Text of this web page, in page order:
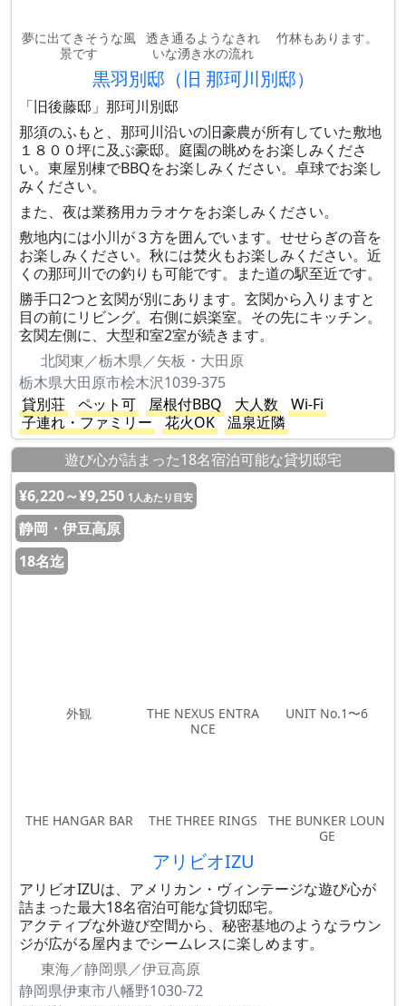
夢に出てきそうな風
景です
透き通るようなきれ
いな湧き水の流れ
竹林もあります。
黒羽別邸（旧 那珂川別邸）
「旧後藤邸」那珂川別邸
那須のふもと、那珂川沿いの旧豪農が所有していた敷地
１８００坪に及ぶ豪邸。庭園の眺めをお楽しみくださ
い。東屋別棟でBBQをお楽しみください。卓球でお楽し
みください。
また、夜は業務用カラオケをお楽しみください。
敷地内には小川が３方を囲んでいます。せせらぎの音を
お楽しみください。秋には焚火もお楽しみください。近
くの那珂川での釣りも可能です。また道の駅至近です。
勝手口2つと玄関が別にあります。玄関から入りますと
目の前にリビング。右側に娯楽室。その先にキッチン。
玄関左側に、大型和室2室が続きます。
北関東／栃木県／矢板・大田原
栃木県大田原市桧木沢1039-375
貸別荘
ペット可 屋根付BBQ 大人数
Wi-Fi
子連れ・ファミリー
花火OK
温泉近隣
遊び心が詰まった18名宿泊可能な貸切邸宅
¥6,220～¥9,250 1人あたり目安
静岡・伊豆高原
18名迄
外観
THE NEXUS ENTRA
NCE
UNIT No.1〜6
THE HANGAR BAR THE THREE RINGS
THE BUNKER LOUN
GE
アリビオIZU
アリビオIZUは、アメリカン・ヴィンテージな遊び心が
詰まった最大18名宿泊可能な貸切邸宅。
アクティブな外遊び空間から、秘密基地のようなラウン
ジが広がる屋内までシームレスに楽しめます。
東海／静岡県／伊豆高原
静岡県伊東市八幡野1030-72